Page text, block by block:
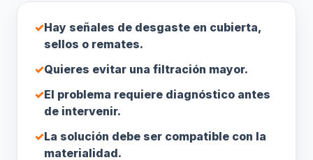
✓Hay señales de desgaste en cubierta,
sellos o remates.
✓Quieres evitar una filtración mayor.
✓El problema requiere diagnóstico antes
de intervenir.
✓La solución debe ser compatible con la
materialidad.